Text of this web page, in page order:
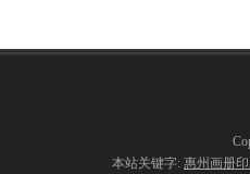
本站关键字: 惠州画册印